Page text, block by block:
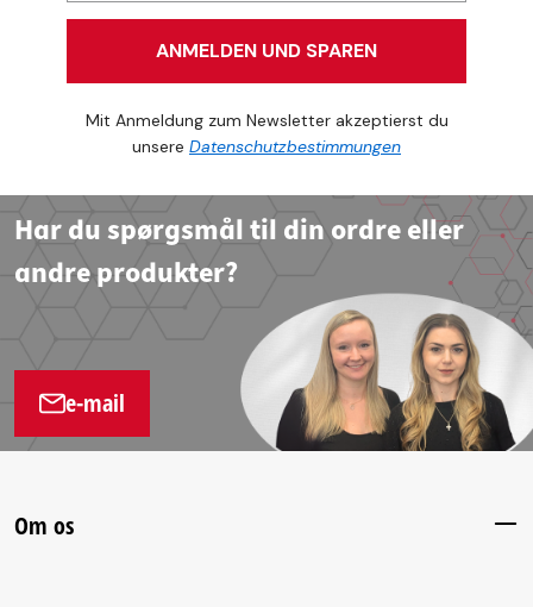
ANMELDEN UND SPAREN
Mit Anmeldung zum Newsletter akzeptierst du
unsere Datenschutzbestimmungen
Har du spørgsmål til din ordre eller
andre produkter?
e-mail
Om os